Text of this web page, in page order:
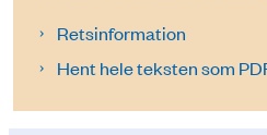
Retsinformation
Hent hele teksten som